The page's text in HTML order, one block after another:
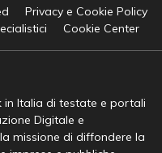
Privacy e Cookie Policy
Cookie Center
Italia di testate e portali
Digitale e
missione di diffondere la